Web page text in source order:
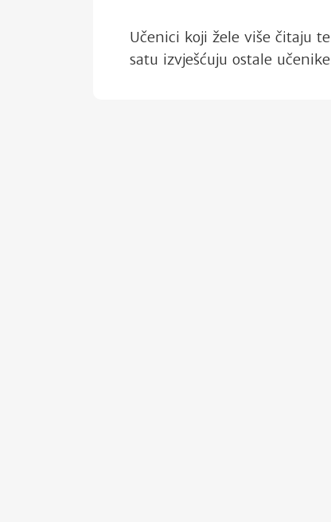
Učenici koji žele više čitaju
satu izvješćuju ostale